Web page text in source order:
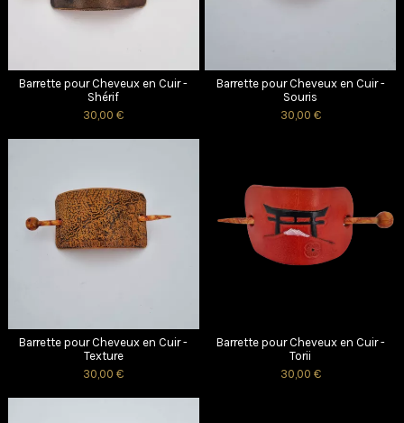
Barrette pour Cheveux en Cuir -
Shérif
30,00 €
Barrette pour Cheveux en Cuir -
Souris
30,00 €
Barrette pour Cheveux en Cuir -
Texture
30,00 €
Barrette pour Cheveux en Cuir -
Torii
30,00 €